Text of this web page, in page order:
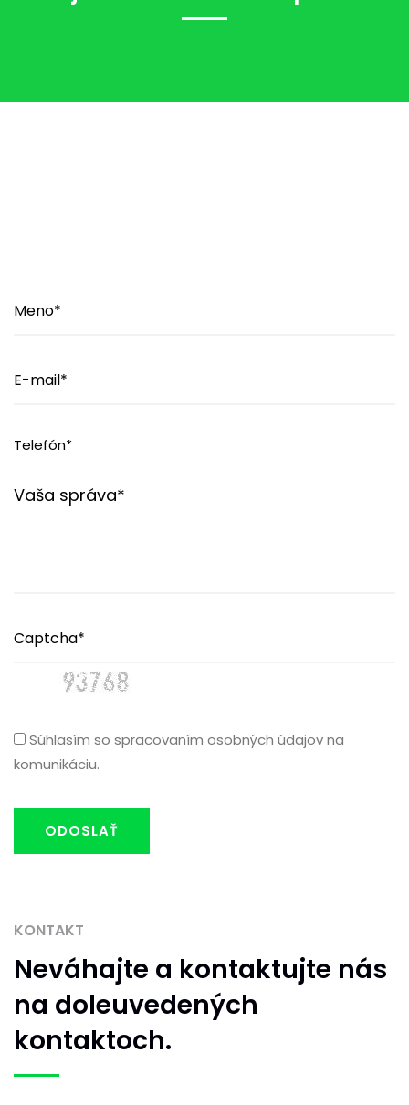
Súhlasím so spracovaním osobných údajov na
komunikáciu.
ODOSLAŤ
KONTAKT
Neváhajte a kontaktujte nás
na doleuvedených
kontaktoch.